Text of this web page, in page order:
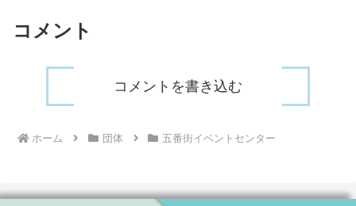
コメント
コメントを書き込む
ホーム 団体 五番街イベントセンター